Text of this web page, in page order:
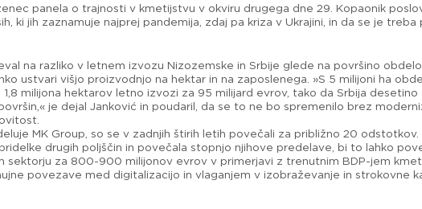
panela o trajnosti v kmetijstvu v okviru drugega dne 29. Kopaonik
ki jih zaznamuje najprej pandemija, zdaj pa kriza v Ukrajini, in da se je treba
na razliko v letnem izvozu Nizozemske in Srbije glede na površino
ustvari višjo proizvodnjo na hektar in na zaposlenega. »S 5 milijoni ha
milijona hektarov letno izvozi za 95 milijard evrov, tako da Srbija desetino
je dejal Janković in poudaril, da se to ne bo spremenilo brez
MK Group, so se v zadnjih štirih letih povečali za približno 20 odstotkov.
drugih poljščin in povečala stopnjo njihove predelave, bi to lahko
sektorju za 800-900 milijonov evrov v primerjavi z trenutnim BDP-jem
povezave med digitalizacijo in vlaganjem v izobraževanje in strokovne